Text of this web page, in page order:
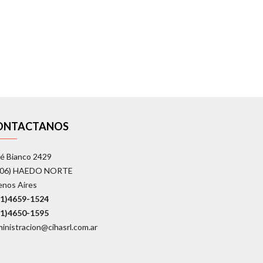
Bianco 2429
HAEDO NORTE
Aires
1524
1595